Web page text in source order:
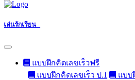
เล่นรักเรียน
แบบฝึกคิดเลขเร็วฟรี
แบบฝึกคิดเลขเร็ว ป.1
แบบ